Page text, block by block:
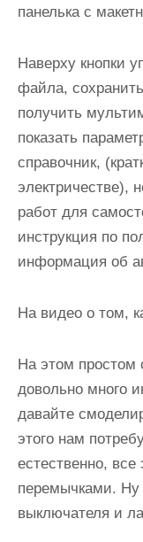
панелька с
Наверху кнопки
файла,
получить
показать
справочник,
электричестве),
работ для
инструкция по
информация об
На видео о том,
На этом простом
довольно много
давайте
этого нам
естественно, все
перемычками. Ну
выключателя и